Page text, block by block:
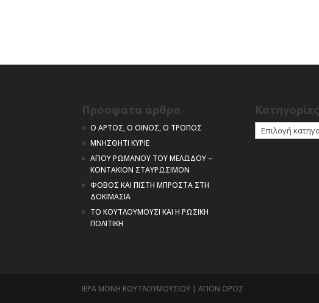
Πρόσφατα άρθρα
Ο ΑΡΤΟΣ, Ο ΟΙΝΟΣ, Ο ΤΡΟΠΟΣ
ΜΝΗΣΘΗΤΙ ΚΥΡΙΕ
ΑΓΙΟΥ ΡΩΜΑΝΟΥ ΤΟΥ ΜΕΛΩΔΟΥ –
ΚΟΝΤΑΚΙΟΝ ΣΤΑΥΡΩΣΙΜΟΝ
ΦΟΒΟΣ ΚΑΙ ΠΙΣΤΗ ΜΠΡΟΣΤΑ ΣΤΗ
ΔΟΚΙΜΑΣΙΑ
ΤΟ ΚΟΥΤΛΟΥΜΟΥΣΙ ΚΑΙ Η ΡΩΣΙΚΗ
ΠΟΛΙΤΙΚΗ
Kατηγορίες
Kατηγορίες
ΙΕΡΑ ΜΟΝΗ ΚΟΥΤΛΟΥΜΟΥΣΙΟΥ | ΑΓΙΟΝ ΟΡΟΣ